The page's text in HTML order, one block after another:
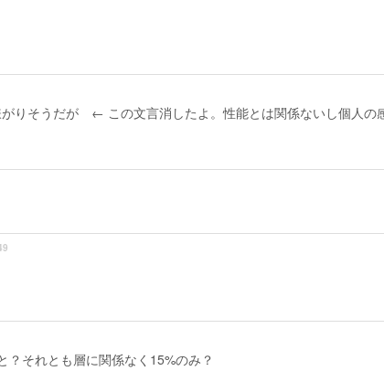
りそうだが ← この文言消したよ。性能とは関係ないし個人の
それとも層に関係なく15%のみ？